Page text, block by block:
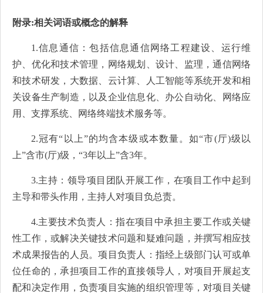
附录:相关词语或概念的解释
1.信息通信：包括信息通信网络工程建设、运行维
护、优化和技术管理，网络规划、设计、监理，通信网络
和技术研发，大数据、云计算、人工智能等系统开发和相
关设备生产制造，以及企业信息化、办公自动化、网络应
用、支撑系统、网络终端技术服务等。
2.冠有“以上”的均含本级或本数量。如“市(厅)级以
上”含市(厅)级，“3年以上”含3年。
3.主持：领导项目团队开展工作，在项目工作中起到
主导和带头作用，主持人对项目负总责。
4.主要技术负责人：指在项目中承担主要工作或关键
性工作，或解决关键技术问题和疑难问题，并撰写相应技
术成果报告的人员。项目负责人：指经上级部门认可或单
位任命的，承担项目工作的直接领导人，对项目开展起支
配和决定作用，负责项目实施的组织管理等，对项目关键